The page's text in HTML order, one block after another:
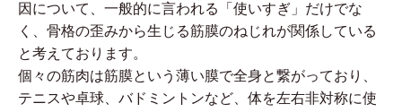
因について、一般的に言われる「使いすぎ」だけでな
く、骨格の歪みから生じる筋膜のねじれが関係している
と考えております。
個々の筋肉は筋膜という薄い膜で全身と繋がっており、
テニスや卓球、バドミントンなど、体を左右非対称に使